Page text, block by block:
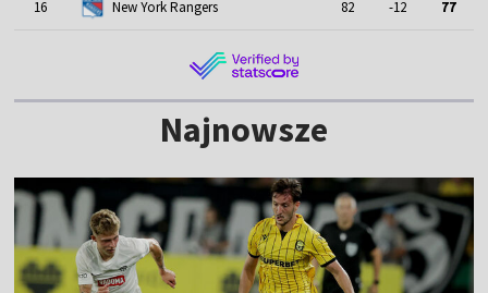
16 New York Rangers 82 -12 77
Najnowsze